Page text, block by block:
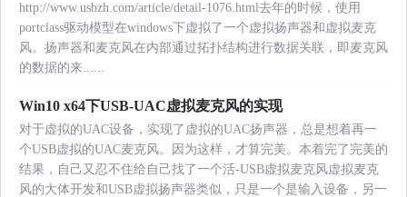
http://www.usbzh.com/article/detail-1076.html去年的时候，使用
portclass驱动模型在windows下虚拟了一个虚拟扬声器和虚拟麦克
风。扬声器和麦克风在内部通过拓扑结构进行数据关联，即麦克风
的数据的来......
Win10 x64下USB-UAC虚拟麦克风的实现
对于虚拟的UAC设备，实现了虚拟的UAC扬声器，总是想着再一
个USB虚拟的UAC麦克风。因为这样，才算完美。本着完了完美的
结果，自己又忍不住给自己找了一个活-USB虚拟麦克风虚拟麦克
风的大体开发和USB虚拟扬声器类似，只是一个是输入设备，另一